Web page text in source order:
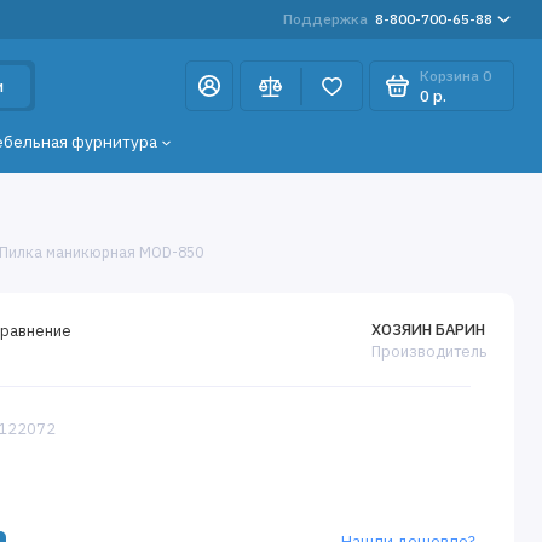
Поддержка 8-800-700-65-88
Корзина 0
0 р.
фурнитура
маникюрная MOD-850
ХОЗЯИН БАРИН
Производитель